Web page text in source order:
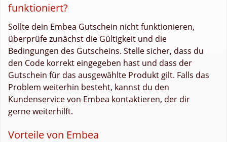
funktioniert?
Sollte dein Embea Gutschein nicht funktionieren,
überprüfe zunächst die Gültigkeit und die
Bedingungen des Gutscheins. Stelle sicher, dass du
den Code korrekt eingegeben hast und dass der
Gutschein für das ausgewählte Produkt gilt. Falls das
Problem weiterhin besteht, kannst du den
Kundenservice von Embea kontaktieren, der dir
gerne weiterhilft.
Vorteile von Embea